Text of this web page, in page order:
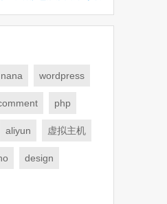
nana wordpress
php
aliyun 虚拟主机
design